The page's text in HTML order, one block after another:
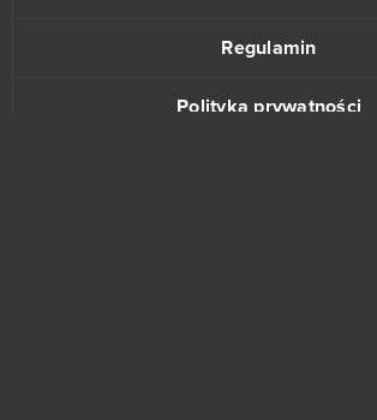
Regulamin
Polityka prywatności